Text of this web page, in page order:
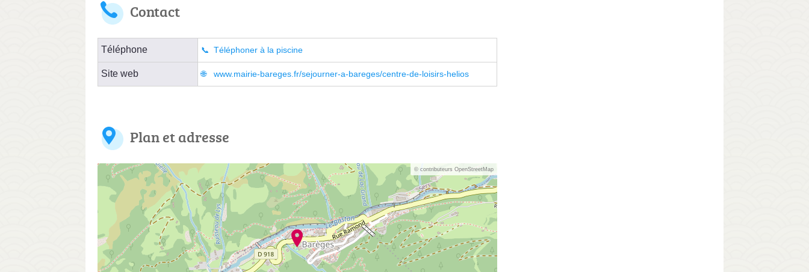
Contact
Téléphone Téléphoner à la piscine
Site web www.mairie-bareges.fr/sejourner-a-bareges/centre-de-loisirs-helios
Plan et adresse
© contributeurs OpenStreetMap